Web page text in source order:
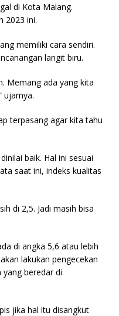
di Kota Malang.
2023 ini.
memiliki cara sendiri.
langit biru.
Memang ada yang kita
ujarnya.
terpasang agar kita tahu
baik. Hal ini sesuai
saat ini, indeks kualitas
di 2,5. Jadi masih bisa
di angka 5,6 atau lebih
lakukan pengecekan
beredar di
jika hal itu disangkut